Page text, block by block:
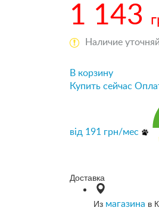
1 143
Наличие
В корзину
Купить сейчас
від 191 грн/мес
Доставка
Из магазина в